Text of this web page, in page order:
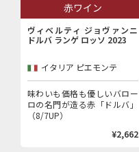
赤ワイン
ヴィベルティ ジョヴァンニ
ドルバ ランゲ ロッソ 2023
イタリア ピエモンテ
味わいも価格も優しいバロー
ロの名門が造る赤「ドルバ」
（8/7UP）
¥2,662